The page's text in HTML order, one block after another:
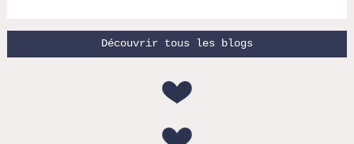
Découvrir tous les blogs